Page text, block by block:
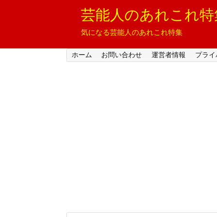
芸能人のあれこれ特
気になる芸能人のあれこれ特集
ホーム お問い合わせ 運営者情報 プラ